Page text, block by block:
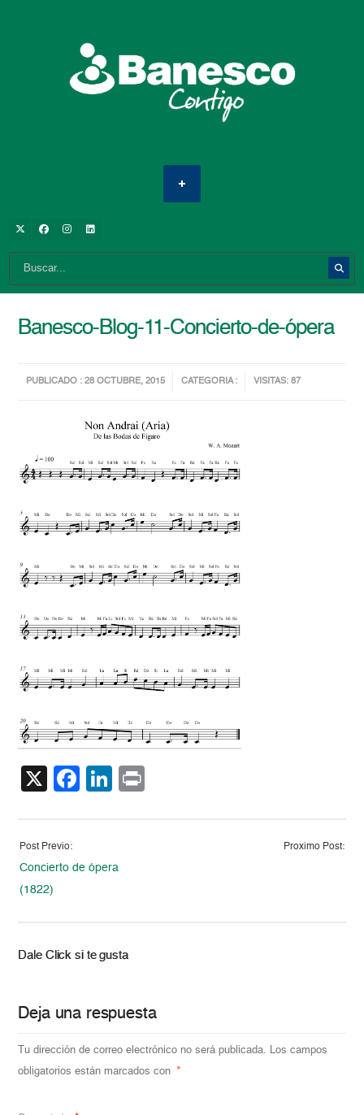
Banesco-Blog-11-Concierto-de-ópera
PUBLICADO : 28 OCTUBRE, 2015 CATEGORIA : VISITAS: 87
X Facebook
LinkedIn
Post Previo:
Concierto de ópera
(1822)
Proximo Post:
Dale Click si te gusta
Deja una respuesta
Tu dirección de correo electrónico no será publicada. Los campos
obligatorios están marcados con *